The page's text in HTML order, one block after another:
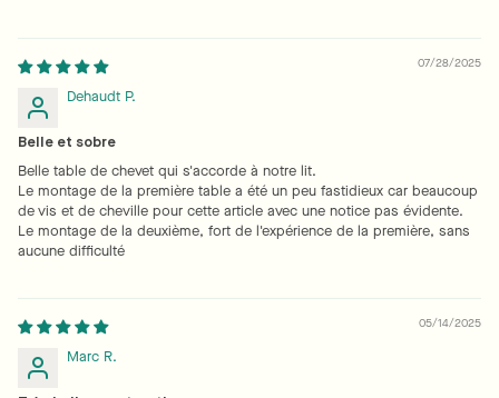
07/28/2025
Dehaudt P.
Belle et sobre
Belle table de chevet qui s'accorde à notre lit.
Le montage de la première table a été un peu fastidieux car beaucoup
de vis et de cheville pour cette article avec une notice pas évidente.
Le montage de la deuxième, fort de l'expérience de la première, sans
aucune difficulté
05/14/2025
Marc R.